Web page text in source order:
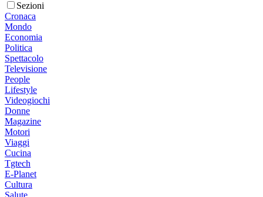
Sezioni
Cronaca
Mondo
Economia
Politica
Spettacolo
Televisione
People
Lifestyle
Videogiochi
Donne
Magazine
Motori
Viaggi
Cucina
Tgtech
E-Planet
Cultura
Salute